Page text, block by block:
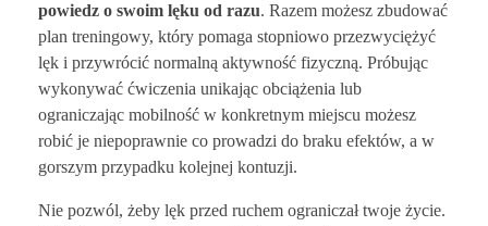
powiedz o swoim lęku od razu. Razem możesz zbudować
plan treningowy, który pomaga stopniowo przezwyciężyć
lęk i przywrócić normalną aktywność fizyczną. Próbując
wykonywać ćwiczenia unikając obciążenia lub
ograniczając mobilność w konkretnym miejscu możesz
robić je niepoprawnie co prowadzi do braku efektów, a w
gorszym przypadku kolejnej kontuzji.
Nie pozwól, żeby lęk przed ruchem ograniczał twoje życie.